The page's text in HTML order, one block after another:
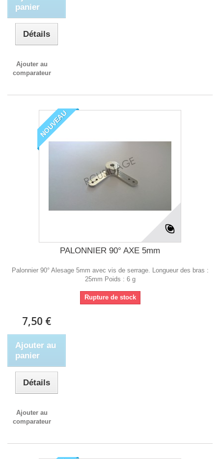
panier
Détails
Ajouter au
comparateur
NOUVEAU
PALONNIER 90° AXE 5mm
Palonnier 90° Alesage 5mm avec vis de serrage. Longueur des bras :
25mm Poids : 6 g
Rupture de stock
7,50 €
Ajouter au
panier
Détails
Ajouter au
comparateur